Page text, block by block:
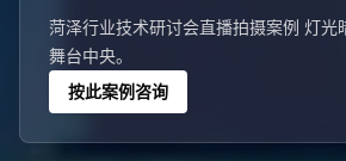
菏泽行业技术研讨会直播拍摄案例 灯光
舞台中央。
按此案例咨询